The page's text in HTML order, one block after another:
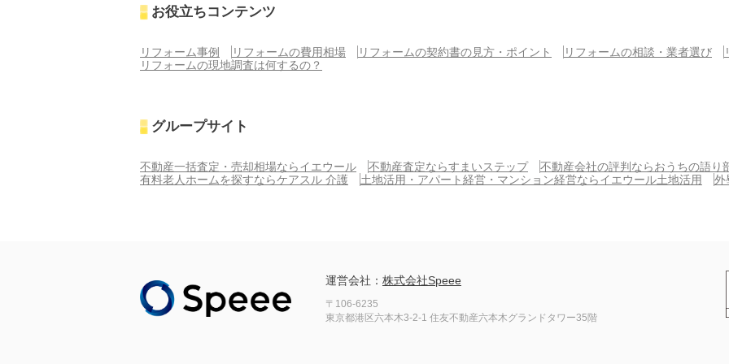
お役立ちコンテンツ
リフォーム事例 リフォームの費用相場 リフォームの契約書の見方・ポイント リフォームの相談・業者選び
リフォームの現地調査は何するの？
グループサイト
不動産一括査定・売却相場ならイエウール 不動産査定ならすまいステップ
不動産会社の評判ならおうちの語り
有料老人ホームを探すならケアスル 介護
土地活用・アパート経営・マンション経営ならイエウール土地活用 外
運営会社： 株式会社Speee
〒106-6235
東京都港区六本木3-2-1 住友不動産六本木グランドタワー35階